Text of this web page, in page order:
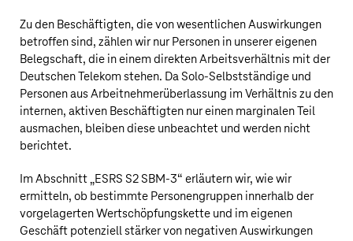
Zu den Beschäftigten, die von wesentlichen Auswirkungen
betroffen sind, zählen wir nur Personen in unserer eigenen
Belegschaft, die in einem direkten Arbeitsverhältnis mit der
Deutschen Telekom stehen. Da Solo-Selbstständige und
Personen aus Arbeitnehmerüberlassung im Verhältnis zu den
internen, aktiven Beschäftigten nur einen marginalen Teil
ausmachen, bleiben diese unbeachtet und werden nicht
berichtet.
Im Abschnitt „ESRS S2 SBM-3“ erläutern wir, wie wir
ermitteln, ob bestimmte Personengruppen innerhalb der
vorgelagerten Wertschöpfungskette und im eigenen
Geschäft potenziell stärker von negativen Auswirkungen